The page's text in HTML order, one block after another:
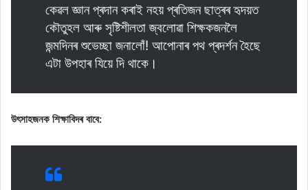
কেৱল জ্ঞান প্ৰদান কৰাই নহয় প্ৰতিজন ছাত্ৰৰ হৃদয়ত
কৌতুহল আৰু সৃষ্টিশীলতা জ্বলোৱা শিক্ষকজনলৈ
জন্মদিনৰ শুভেচ্ছা জনালোঁ! আপোনাৰ পথ প্ৰদৰ্শন হৈছে
এটা উপহাৰ যিয়ে দি থাকে।
উৎসাহজনক শিক্ষাবিদৰ বাবে: